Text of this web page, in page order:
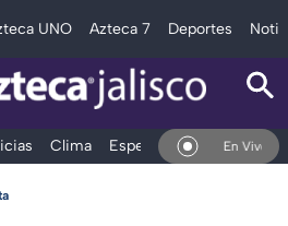
UNO Azteca 7 Deportes
Clima Espectáculos Deportes
En Vivo